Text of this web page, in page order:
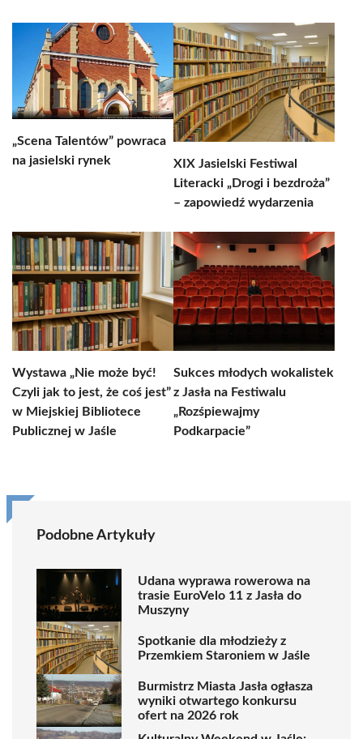
„Scena Talentów” powraca
na jasielski rynek
XIX Jasielski Festiwal
Literacki „Drogi i bezdroża”
– zapowiedź wydarzenia
Wystawa „Nie może być!
Czyli jak to jest, że coś jest”
w Miejskiej Bibliotece
Publicznej w Jaśle
Sukces młodych wokalistek
z Jasła na Festiwalu
„Rozśpiewajmy
Podkarpacie”
Podobne Artykuły
Udana wyprawa rowerowa na
trasie EuroVelo 11 z Jasła do
Muszyny
Spotkanie dla młodzieży z
Przemkiem Staroniem w Jaśle
Burmistrz Miasta Jasła ogłasza
wyniki otwartego konkursu
ofert na 2026 rok